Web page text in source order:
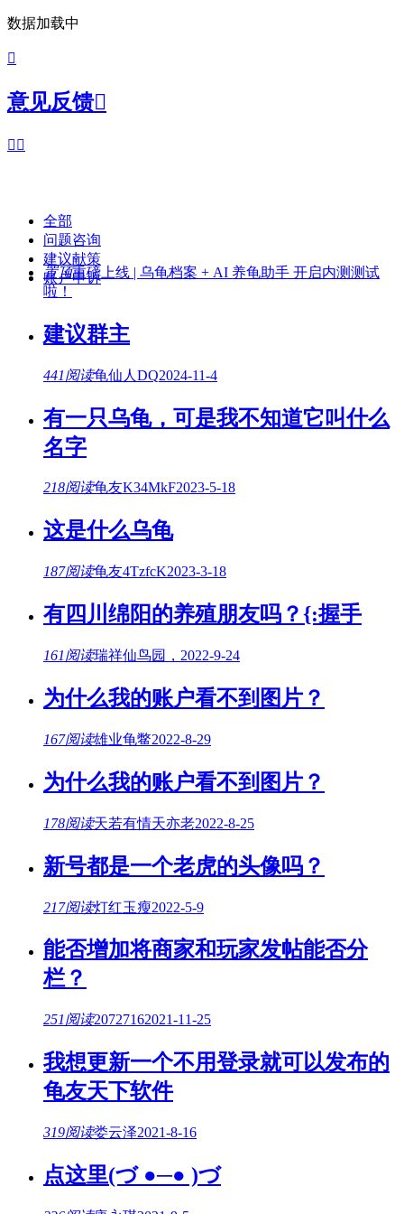
数据加载中

意见反馈
 
全部
问题咨询
建议献策
账户申诉
置顶重磅上线 | 乌龟档案 + AI 养龟助手 开启内测测试
啦！
建议群主
441阅读龟仙人DQ2024-11-4
有一只乌龟，可是我不知道它叫什么
名字
218阅读龟友K34MkF2023-5-18
这是什么乌龟
187阅读龟友4TzfcK2023-3-18
有四川绵阳的养殖朋友吗？{:握手
161阅读瑞祥仙鸟园， 2022-9-24
为什么我的账户看不到图片？
167阅读雄业龟鳖2022-8-29
为什么我的账户看不到图片？
178阅读天若有情天亦老2022-8-25
新号都是一个老虎的头像吗？
217阅读灯红玉瘦2022-5-9
能否增加将商家和玩家发帖能否分
栏？
251阅读20727162021-11-25
我想更新一个不用登录就可以发布的
龟友天下软件
319阅读娄云泽2021-8-16
点这里(づ ●─● )づ